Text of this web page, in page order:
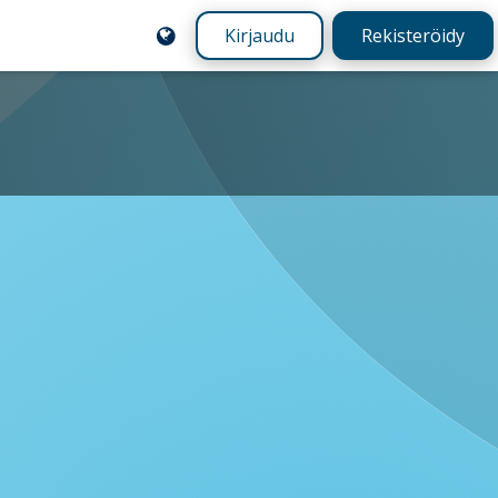
Kirjaudu Rekisteröidy